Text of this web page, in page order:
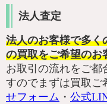
法人査定
法人のお客様で多く
の買取をご希望のお
お取引の流れをご都
すのでまずは買取ご
せフォーム ・ 公式